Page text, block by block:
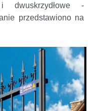
dwuskrzydłowe -
przedstawiono na